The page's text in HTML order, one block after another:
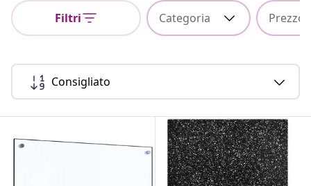
Filtri Categoria Prezzo
Consigliato